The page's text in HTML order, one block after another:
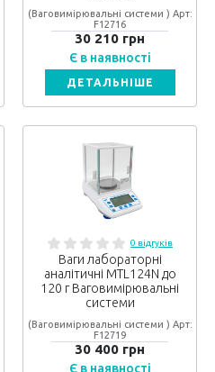
(Ваговимірювальні системи ) Арт:
F12716
30 210 грн
Є в наявності
ДЕТАЛЬНІШЕ
0 відгуків
Ваги лабораторні
аналітичні MTL124N до
120 г Ваговимірювальні
системи
(Ваговимірювальні системи ) Арт:
F12719
30 400 грн
Є в наявності